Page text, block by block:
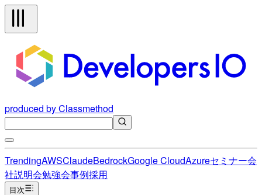
produced by Classmethod
TrendingAWSClaudeBedrockGoogle CloudAzureセミナー会
社説明会勉強会事例採用
目次